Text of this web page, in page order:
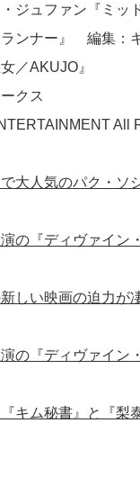
ジュファン『ミ
ランナー』 編集
／AKUJO』
クス
All
大人気のパク・ソ
の『ディヴァイン
しい映画の迫力が
の『ディヴァイン
キム秘書』と『梨